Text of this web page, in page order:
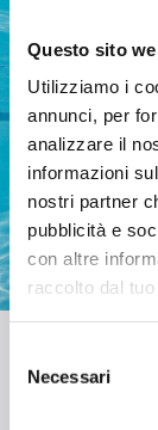
Questo sito
Utilizziamo i
annunci, per
analizzare il
informazioni
nostri partner
pubblicità e
con altre
raccolto dal
delNecessari